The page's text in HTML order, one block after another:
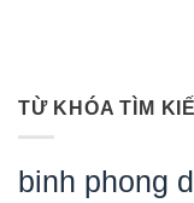
TỪ KHÓA TÌM
binh phong